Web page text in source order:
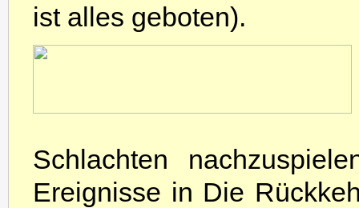
ist alles geboten).
Schlachten
Ereignisse in Die